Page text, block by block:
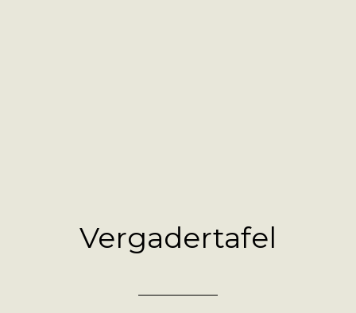
Vergadertafel